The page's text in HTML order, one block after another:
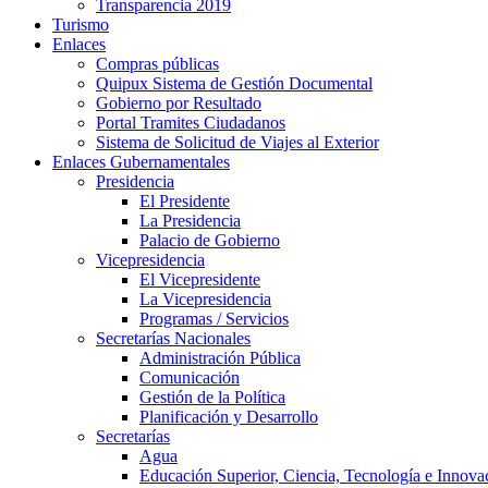
Transparencia 2019
Turismo
Enlaces
Compras públicas
Quipux Sistema de Gestión Documental
Gobierno por Resultado
Portal Tramites Ciudadanos
Sistema de Solicitud de Viajes al Exterior
Enlaces Gubernamentales
Presidencia
El Presidente
La Presidencia
Palacio de Gobierno
Vicepresidencia
El Vicepresidente
La Vicepresidencia
Programas / Servicios
Secretarías Nacionales
Administración Pública
Comunicación
Gestión de la Política
Planificación y Desarrollo
Secretarías
Agua
Educación Superior, Ciencia, Tecnología e